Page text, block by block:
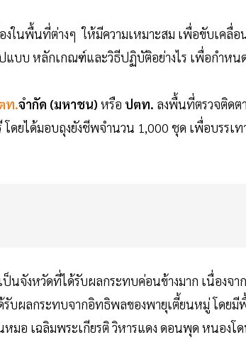
ในพื้นที่ต่างๆ ให้มีความเหมาะสม เพื่อขับเคลื่
แบบ หลักเกณฑ์และวิธีปฏิบัติอย่างไร เพื่อกำห
ท.จำกัด (มหาชน) หรือ ปตท. ลงพื้นที่ตรวจติดต
โดยได้มอบถุงยังชีพจำนวน 1,000 ชุด เพื่อบรรเ
นจังหวัดที่ได้รับผลกระทบค่อนข้างมาก เนื่องจ
รับผลกระทบจากอิทธิพลของพายุเตี้ยนหมู่ โดย
หมอ เฉลิมพระเกียรติ วิหารแดง ดอนพุด หนองโ